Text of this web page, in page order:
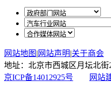
网站地图 | 网站声明|关于商会
地址：北京市西城区月坛北街
京ICP备14012925号
网站